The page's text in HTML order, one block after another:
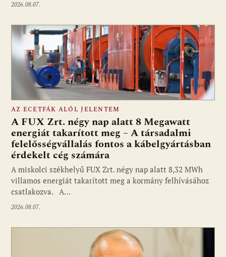
2026.08.07.
AZ ECETFÁK ALÓL JELENTEM
A FUX Zrt. négy nap alatt 8 Megawatt
energiát takarított meg – A társadalmi
felelősségvállalás fontos a kábelgyártásban
érdekelt cég számára
A miskolci székhelyű FUX Zrt. négy nap alatt 8,32 MWh
villamos energiát takarított meg a kormány felhívásához
csatlakozva. A…
2026.08.07.